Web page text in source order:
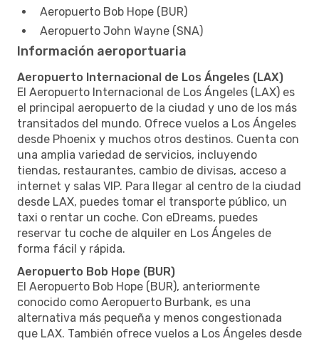
Aeropuerto Bob Hope (BUR)
Aeropuerto John Wayne (SNA)
Información aeroportuaria
Aeropuerto Internacional de Los Ángeles (LAX)
El Aeropuerto Internacional de Los Ángeles (LAX) es
el principal aeropuerto de la ciudad y uno de los más
transitados del mundo. Ofrece vuelos a Los Ángeles
desde Phoenix y muchos otros destinos. Cuenta con
una amplia variedad de servicios, incluyendo
tiendas, restaurantes, cambio de divisas, acceso a
internet y salas VIP. Para llegar al centro de la ciudad
desde LAX, puedes tomar el transporte público, un
taxi o rentar un coche. Con eDreams, puedes
reservar tu coche de alquiler en Los Ángeles de
forma fácil y rápida.
Aeropuerto Bob Hope (BUR)
El Aeropuerto Bob Hope (BUR), anteriormente
conocido como Aeropuerto Burbank, es una
alternativa más pequeña y menos congestionada
que LAX. También ofrece vuelos a Los Ángeles desde